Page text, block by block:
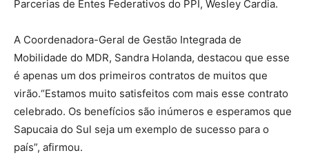
Parcerias de Entes Federativos do PPI, Wesley Cardia.
A Coordenadora-Geral de Gestão Integrada de
Mobilidade do MDR, Sandra Holanda, destacou que esse
é apenas um dos primeiros contratos de muitos que
virão.“Estamos muito satisfeitos com mais esse contrato
celebrado. Os benefícios são inúmeros e esperamos que
Sapucaia do Sul seja um exemplo de sucesso para o
país”, afirmou.